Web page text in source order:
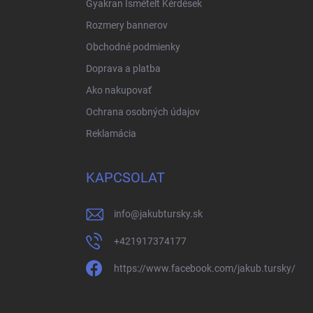
Gyakran Ismételt Kérdések
Rozmery bannerov
Obchodné podmienky
Doprava a platba
Ako nakupovať
Ochrana osobných údajov
Reklamácia
KAPCSOLAT
info@jakubtursky.sk
+421917374177
https://www.facebook.com/jakub.tursky/